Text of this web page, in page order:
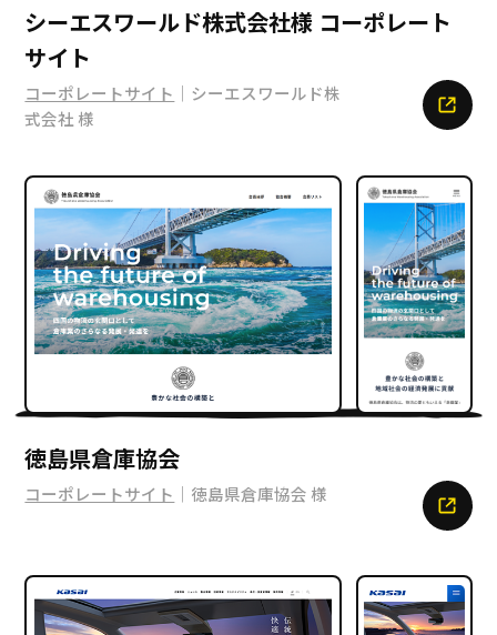
シーエスワールド株式会社様 コーポレート
サイト
コーポレートサイト ｜シーエスワールド株
式会社 様
徳島県倉庫協会
コーポレートサイト ｜徳島県倉庫協会 様